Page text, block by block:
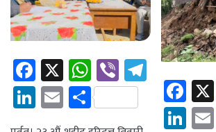
Facebook
X WhatsApp
Viber
LinkedIn
EmailShare